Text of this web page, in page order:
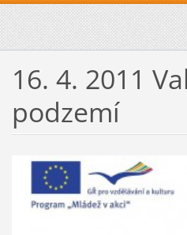
16. 4. 2011
podzemí